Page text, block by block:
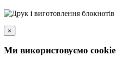
×
Ми використовуємо cookie